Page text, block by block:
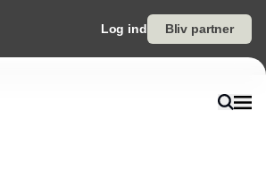
Log ind Bliv partner